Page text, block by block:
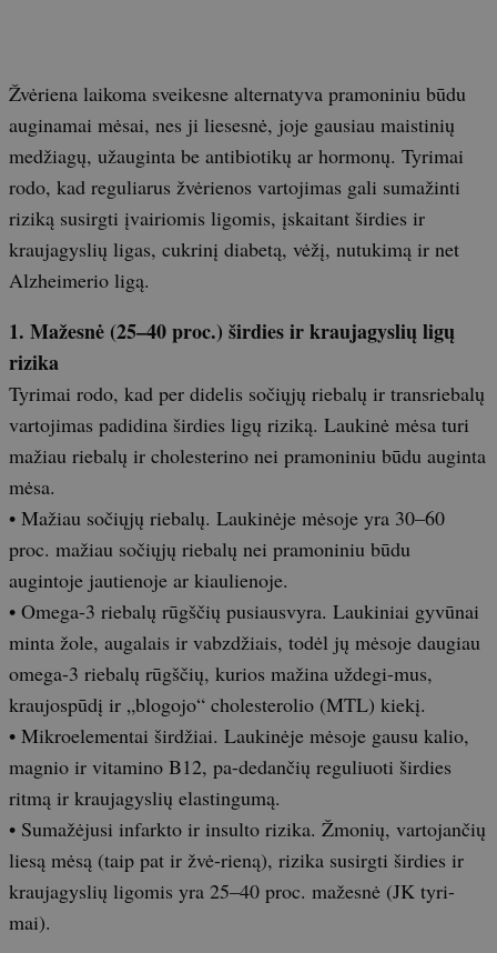
Žvėriena laikoma sveikesne alternatyva pramoniniu būdu
auginamai mėsai, nes ji liesesnė, joje gausiau maistinių
medžiagų, užauginta be antibiotikų ar hormonų. Tyrimai
rodo, kad reguliarus žvėrienos vartojimas gali sumažinti
riziką susirgti įvairiomis ligomis, įskaitant širdies ir
kraujagyslių ligas, cukrinį diabetą, vėžį, nutukimą ir net
Alzheimerio ligą.
1. Mažesnė (25–40 proc.) širdies ir kraujagyslių ligų
rizika
Tyrimai rodo, kad per didelis sočiųjų riebalų ir transriebalų
vartojimas padidina širdies ligų riziką. Laukinė mėsa turi
mažiau riebalų ir cholesterino nei pramoniniu būdu auginta
mėsa.
• Mažiau sočiųjų riebalų. Laukinėje mėsoje yra 30–60
proc. mažiau sočiųjų riebalų nei pramoniniu būdu
augintoje jautienoje ar kiaulienoje.
• Omega-3 riebalų rūgščių pusiausvyra. Laukiniai gyvūnai
minta žole, augalais ir vabzdžiais, todėl jų mėsoje daugiau
omega-3 riebalų rūgščių, kurios mažina uždegi-mus,
kraujospūdį ir „blogojo“ cholesterolio (MTL) kiekį.
• Mikroelementai širdžiai. Laukinėje mėsoje gausu kalio,
magnio ir vitamino B12, pa-dedančių reguliuoti širdies
ritmą ir kraujagyslių elastingumą.
• Sumažėjusi infarkto ir insulto rizika. Žmonių, vartojančių
liesą mėsą (taip pat ir žvė-rieną), rizika susirgti širdies ir
kraujagyslių ligomis yra 25–40 proc. mažesnė (JK tyri-
mai).